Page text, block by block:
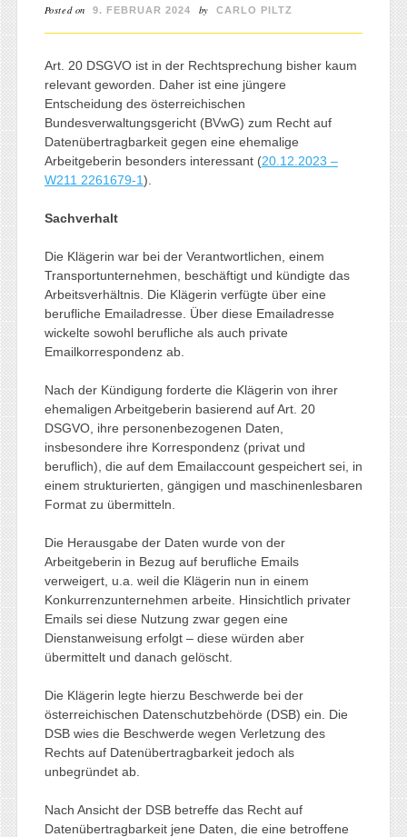
Posted on 9. FEBRUAR 2024 by CARLO PILTZ
Art. 20 DSGVO ist in der Rechtsprechung bisher kaum
relevant geworden. Daher ist eine jüngere
Entscheidung des österreichischen
Bundesverwaltungsgericht (BVwG) zum Recht auf
Datenübertragbarkeit gegen eine ehemalige
Arbeitgeberin besonders interessant (20.12.2023 –
W211 2261679-1).
Sachverhalt
Die Klägerin war bei der Verantwortlichen, einem
Transportunternehmen, beschäftigt und kündigte das
Arbeitsverhältnis. Die Klägerin verfügte über eine
berufliche Emailadresse. Über diese Emailadresse
wickelte sowohl berufliche als auch private
Emailkorrespondenz ab.
Nach der Kündigung forderte die Klägerin von ihrer
ehemaligen Arbeitgeberin basierend auf Art. 20
DSGVO, ihre personenbezogenen Daten,
insbesondere ihre Korrespondenz (privat und
beruflich), die auf dem Emailaccount gespeichert sei, in
einem strukturierten, gängigen und maschinenlesbaren
Format zu übermitteln.
Die Herausgabe der Daten wurde von der
Arbeitgeberin in Bezug auf berufliche Emails
verweigert, u.a. weil die Klägerin nun in einem
Konkurrenzunternehmen arbeite. Hinsichtlich privater
Emails sei diese Nutzung zwar gegen eine
Dienstanweisung erfolgt – diese würden aber
übermittelt und danach gelöscht.
Die Klägerin legte hierzu Beschwerde bei der
österreichischen Datenschutzbehörde (DSB) ein. Die
DSB wies die Beschwerde wegen Verletzung des
Rechts auf Datenübertragbarkeit jedoch als
unbegründet ab.
Nach Ansicht der DSB betreffe das Recht auf
Datenübertragbarkeit jene Daten, die eine betroffene